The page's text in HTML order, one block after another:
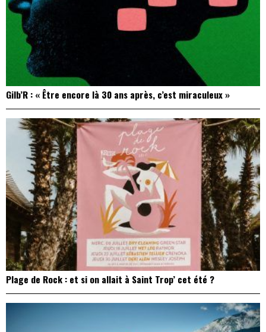
Gilb’R : « Être encore là 30 ans après, c’est miraculeux »
Plage de Rock : et si on allait à Saint Trop’ cet été ?